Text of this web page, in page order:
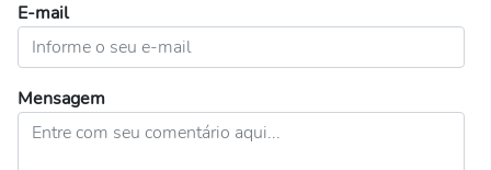
E-mail
Mensagem